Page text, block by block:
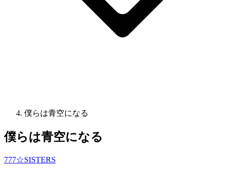
僕らは青空になる
僕らは青空になる
777☆SISTERS